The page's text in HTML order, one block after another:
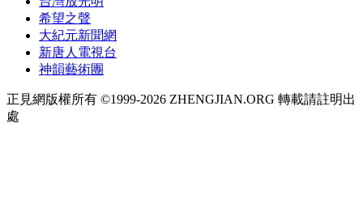
希望之聲
大紀元新聞網
新唐人電視台
神韻藝術團
正見網版權所有 ©1999-2026 ZHENGJIAN.ORG 轉載請註明出
處